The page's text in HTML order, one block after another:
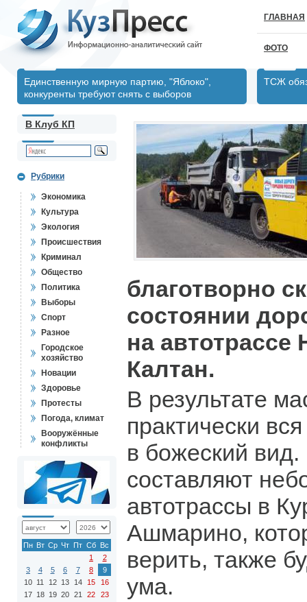
ГЛАВНАЯ
ФОТО
Единственную мирную партию, "Яблоко",
конкуренты требуют снять с выборов
ТСЖ
В Клуб КП
Рубрики
Экономика
Культура
Экология
Происшествия
Криминал
Общество
Политика
Выборы
Спорт
Разное
Городское
хозяйство
Новации
Здоровье
Протесты
Погода, климат
Вооружённые
конфликты
Пн Вт Ср Чт Пт Сб Вс
1
2
3
4 5 6 7 8
9
10 11 12 13 14 15
16
17 18 19 20 21 22
23
благотворно
состоянии
на автотрассе
Калтан.
В результате
практически
в божеский
составляют
автотрассы в
Ашмарино,
верить, также
ума.